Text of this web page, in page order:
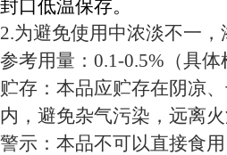
封口低温保存。
2.为避免使用中浓淡不一，
参考用量：0.1-0.5%（具体
贮存：本品应贮存在阴凉
内，避免杂气污染，远离火
警示：本品不可以直接食